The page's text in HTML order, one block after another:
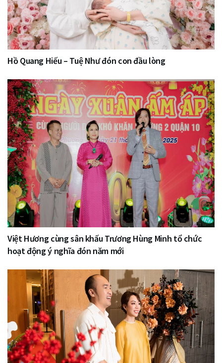
Hồ Quang Hiếu – Tuệ Như đón con đầu lòng
Việt Hương cùng sân khấu Trương Hùng Minh tổ chức
hoạt động ý nghĩa đón năm mới